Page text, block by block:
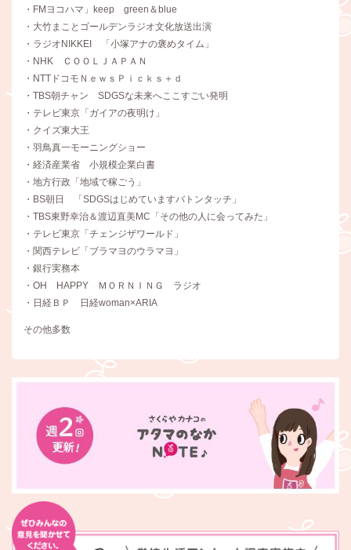
・FMヨコハマ」keep green＆blue
・大竹まことゴールデンラジオ文化放送出演
・ラジオNIKKEI 「小塚アナの褒めタイム」
・NHK ＣＯＯＬＪＡＰＡＮ
・NTTドコモＮｅｗｓＰｉｃｋｓ＋ｄ
・TBS朝チャン SDGSな未来へここすごい発明
・テレビ東京「ガイアの夜明け」
・クイズ東大王
・羽鳥真一モーニングショー
・経済産業省 小規模企業白書
・地方行政「地域で稼ごう」
・BS朝日 「SDGSはじめていますバトンタッチ」
・TBS東野幸治＆渡辺直美MC「その他の人に会ってみた」
・テレビ東京「チェンジザワールド」
・関西テレビ「ブラマヨのウラマヨ」
・銀行実務本
・OH HAPPY ＭＯＲＮＩＮＧ ラジオ
・日経ＢＰ 日経woman×ARIA
その他多数